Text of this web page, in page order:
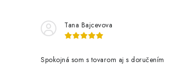
Tana Bajcevova
Spokojná som s tovarom aj s doručením